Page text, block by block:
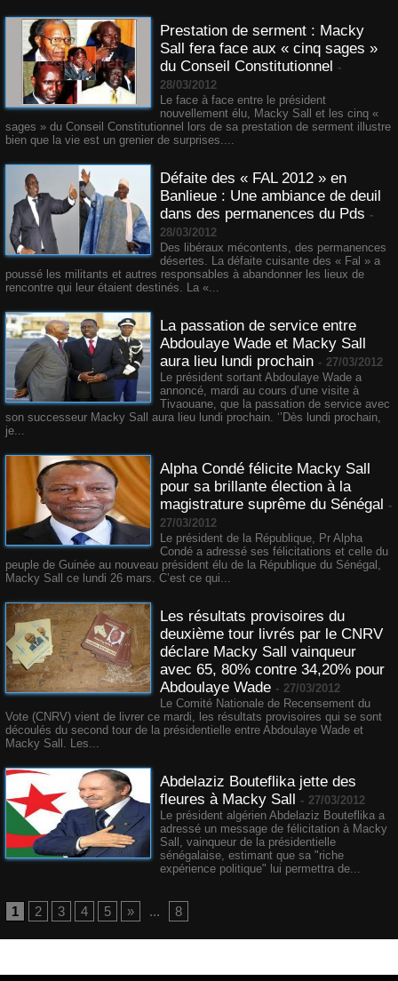
Prestation de serment : Macky
Sall fera face aux « cinq sages »
du Conseil Constitutionnel -
28/03/2012
Le face à face entre le président
nouvellement élu, Macky Sall et les cinq «
sages » du Conseil Constitutionnel lors de sa prestation de serment illustre
bien que la vie est un grenier de surprises....
Défaite des « FAL 2012 » en
Banlieue : Une ambiance de deuil
dans des permanences du Pds -
28/03/2012
Des libéraux mécontents, des permanences
désertes. La défaite cuisante des « Fal » a
poussé les militants et autres responsables à abandonner les lieux de
rencontre qui leur étaient destinés. La «...
La passation de service entre
Abdoulaye Wade et Macky Sall
aura lieu lundi prochain - 27/03/2012
Le président sortant Abdoulaye Wade a
annoncé, mardi au cours d’une visite à
Tivaouane, que la passation de service avec
son successeur Macky Sall aura lieu lundi prochain. ‘’Dès lundi prochain,
je...
Alpha Condé félicite Macky Sall
pour sa brillante élection à la
magistrature suprême du Sénégal -
27/03/2012
Le président de la République, Pr Alpha
Condé a adressé ses félicitations et celle du
peuple de Guinée au nouveau président élu de la République du Sénégal,
Macky Sall ce lundi 26 mars. C’est ce qui...
Les résultats provisoires du
deuxième tour livrés par le CNRV
déclare Macky Sall vainqueur
avec 65, 80% contre 34,20% pour
Abdoulaye Wade - 27/03/2012
Le Comité Nationale de Recensement du
Vote (CNRV) vient de livrer ce mardi, les résultats provisoires qui se sont
découlés du second tour de la présidentielle entre Abdoulaye Wade et
Macky Sall. Les...
Abdelaziz Bouteflika jette des
fleures à Macky Sall - 27/03/2012
Le président algérien Abdelaziz Bouteflika a
adressé un message de félicitation à Macky
Sall, vainqueur de la présidentielle
sénégalaise, estimant que sa "riche
expérience politique" lui permettra de...
1 2 3 4 5 » ... 8